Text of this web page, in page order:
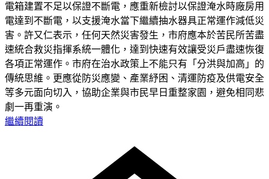
電箱建置不足以保證不斷電，應重新檢討以保證淹水時廠房用
電達到不斷電，以支援淹水當下繼續抽水器具正常運作減低災
害。許又仁表示，任何天然災害發生，市府應本於苦民所苦盡
速統合救災指揮系統一體化，達到快速有效讓受災戶盡速恢復
各項正常運作。市府在治水政策上不能只有「分洪與加高」的
傳統思維。更應從防災應變、產業紓困、清運防疫及供電安全
等多元面向切入，協助企業與市民早日重整家園，避免相同悲
劇一再重演。
繼續閱讀